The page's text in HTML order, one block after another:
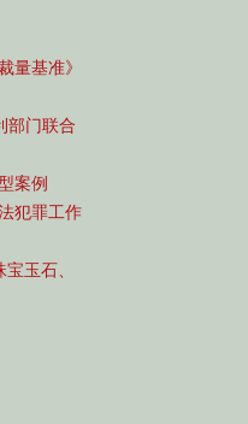
量基准》
部门联合
案例
犯罪工作
玉石、